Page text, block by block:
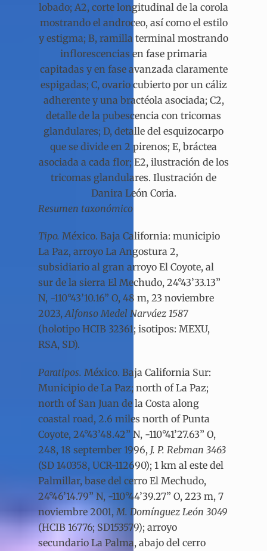
lobado; A2, corte longitudinal de la corola
mostrando el androceo, así como el estilo
y estigma; B, ramilla terminal mostrando
inflorescencias en fase primaria
capitadas y en fase avanzada claramente
espigadas; C, ovario cubierto por un cáliz
adherente y una bractéola asociada; C2,
detalle de la pubescencia con tricomas
glandulares; D, detalle del esquizocarpo
que se divide en 2 pirenos; E, bráctea
asociada a cada flor; E2, ilustración de los
tricomas glandulares. Ilustración de
Danira León Coria.
Resumen taxonómico
Tipo. México. Baja California: municipio
La Paz, arroyo La Angostura 2,
subsidiario al gran arroyo El Coyote, al
sur de la sierra El Mechudo, 24°43’33.13”
N, -110°43’10.16” O, 48 m, 23 noviembre
2023,Alfonso Medel Narváez 1587
(holotipo HCIB 32361; isotipos: MEXU,
RSA, SD).
Paratipos. México. Baja California Sur:
Municipio de La Paz; north of La Paz;
north of San Juan de la Costa along
coastal road, 2.6 miles north of Punta
Coyote, 24°43’48.42” N, -110°41’27.63” O,
248, 18 september 1996, J. P. Rebman 3463
(SD 140358, UCR-112690); 1 km al este del
Palmillar, base del cerro El Mechudo,
24°46’14.79” N, -110°44’39.27” O, 223 m, 7
noviembre 2001,M. Domínguez León 3049
(HCIB 16776; SD153579); arroyo
secundario La Palma, abajo del cerro